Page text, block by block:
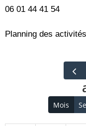
06 01 44 41 54
Planning des
Mois